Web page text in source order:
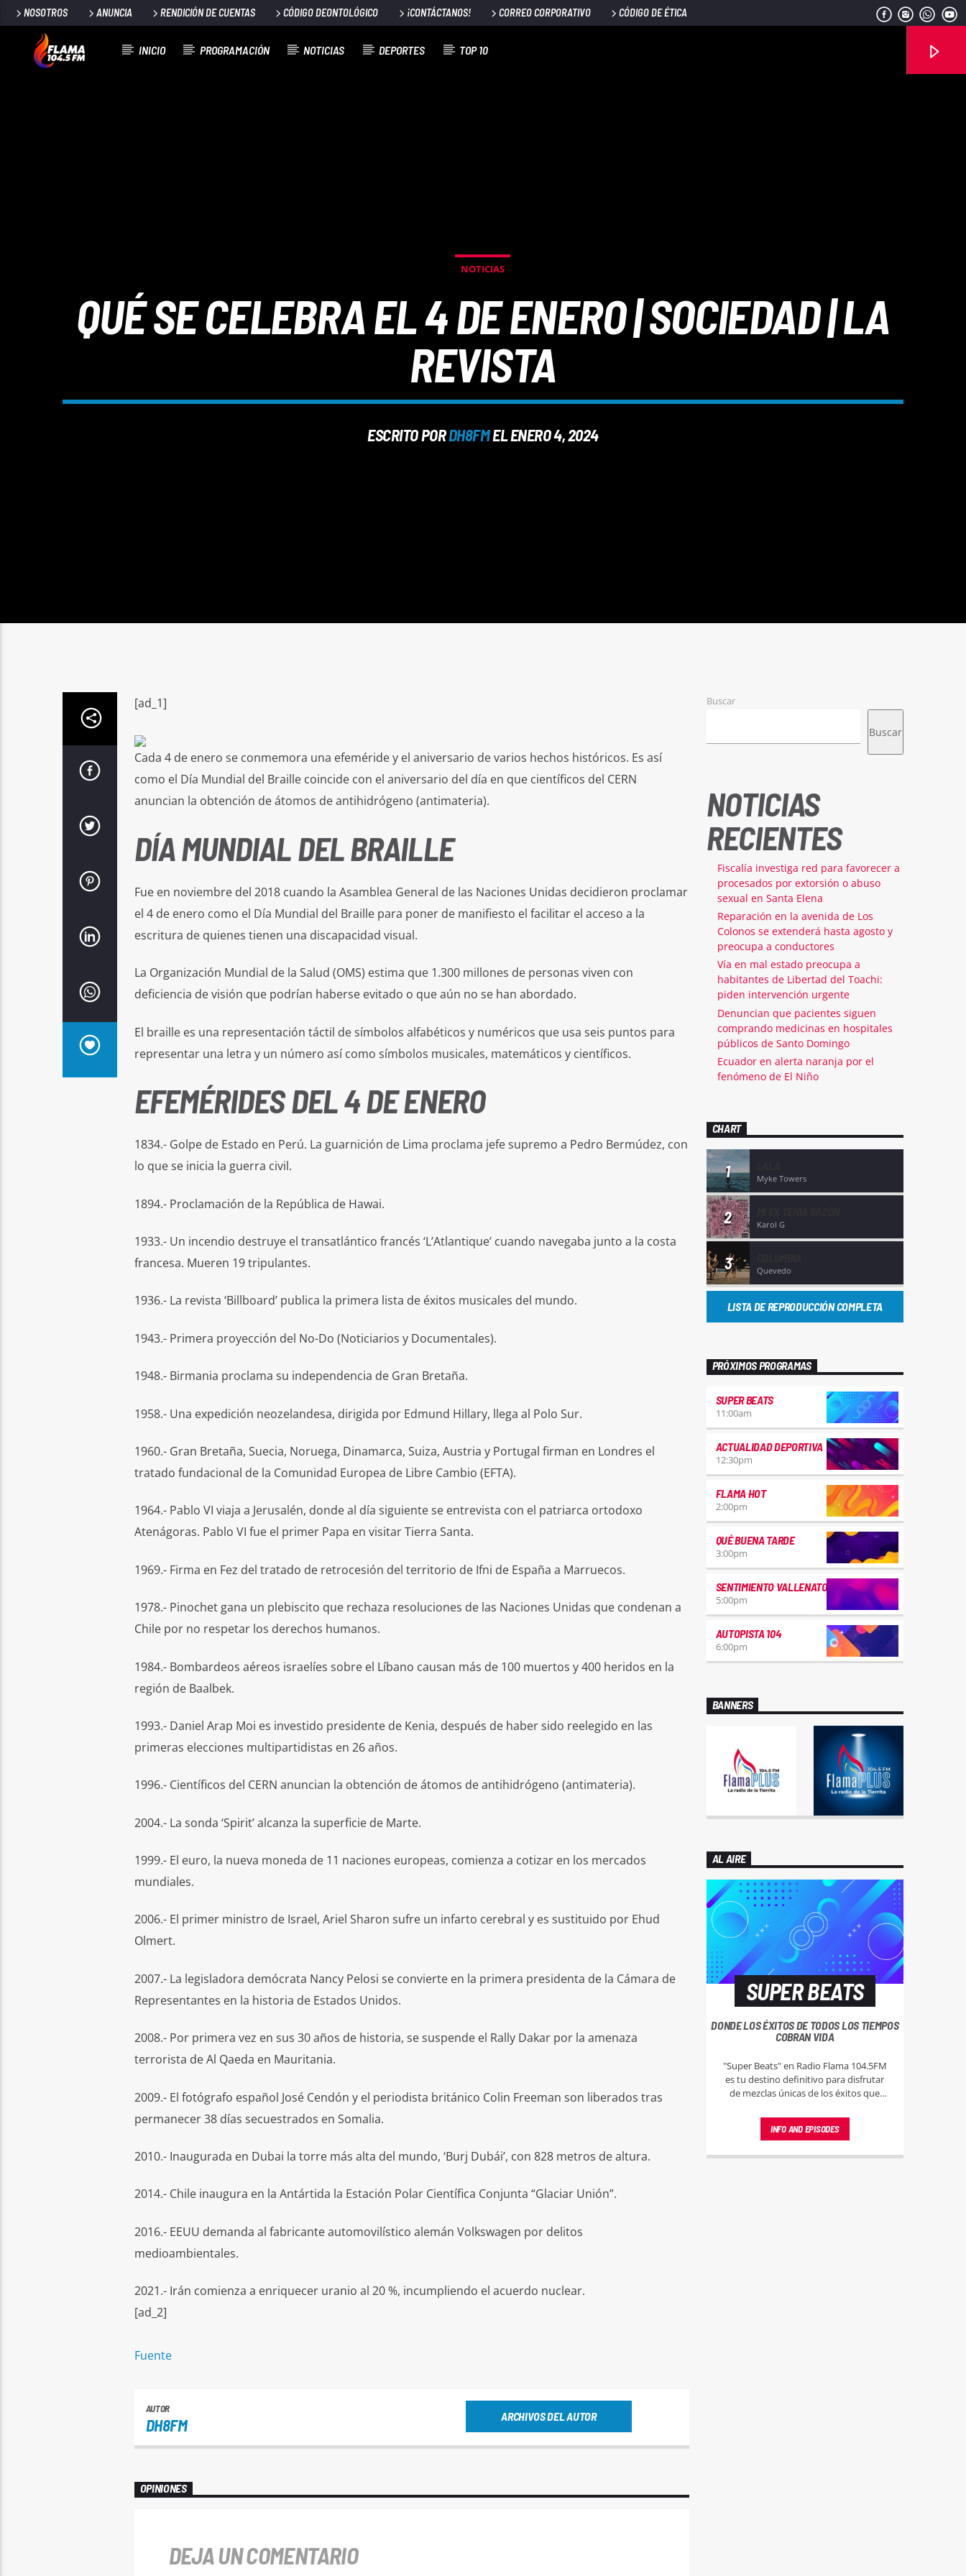
NOSOTROS ANUNCIA RENDICIÓN DE CUENTAS CÓDIGO DEONTOLÓGICO ¡CONTÁCTANOS! CORREO CORPORATIVO CÓDIGO DE ÉTICA
INICIO PROGRAMACIÓN NOTICIAS DEPORTES TOP 10
NOTICIAS
QUÉ SE CELEBRA EL 4 DE ENERO | SOCIEDAD | LA
REVISTA
ESCRITO PORDH8FMEL ENERO 4, 2024
[ad_1]
Cada 4 de enero se conmemora una efeméride y el aniversario de varios hechos históricos. Es así
como el Día Mundial del Braille coincide con el aniversario del día en que científicos del CERN
anuncian la obtención de átomos de antihidrógeno (antimateria).
DÍA MUNDIAL DEL BRAILLE
Fue en noviembre del 2018 cuando la Asamblea General de las Naciones Unidas decidieron proclamar
el 4 de enero como el Día Mundial del Braille para poner de manifiesto el facilitar el acceso a la
escritura de quienes tienen una discapacidad visual.
La Organización Mundial de la Salud (OMS) estima que 1.300 millones de personas viven con
deficiencia de visión que podrían haberse evitado o que aún no se han abordado.
El braille es una representación táctil de símbolos alfabéticos y numéricos que usa seis puntos para
representar una letra y un número así como símbolos musicales, matemáticos y científicos.
EFEMÉRIDES DEL 4 DE ENERO
1834.- Golpe de Estado en Perú. La guarnición de Lima proclama jefe supremo a Pedro Bermúdez, con
lo que se inicia la guerra civil.
1894.- Proclamación de la República de Hawai.
1933.- Un incendio destruye el transatlántico francés ‘L’Atlantique’ cuando navegaba junto a la costa
francesa. Mueren 19 tripulantes.
1936.- La revista ‘Billboard’ publica la primera lista de éxitos musicales del mundo.
1943.- Primera proyección del No-Do (Noticiarios y Documentales).
1948.- Birmania proclama su independencia de Gran Bretaña.
1958.- Una expedición neozelandesa, dirigida por Edmund Hillary, llega al Polo Sur.
1960.- Gran Bretaña, Suecia, Noruega, Dinamarca, Suiza, Austria y Portugal firman en Londres el
tratado fundacional de la Comunidad Europea de Libre Cambio (EFTA).
1964.- Pablo VI viaja a Jerusalén, donde al día siguiente se entrevista con el patriarca ortodoxo
Atenágoras. Pablo VI fue el primer Papa en visitar Tierra Santa.
1969.- Firma en Fez del tratado de retrocesión del territorio de Ifni de España a Marruecos.
1978.- Pinochet gana un plebiscito que rechaza resoluciones de las Naciones Unidas que condenan a
Chile por no respetar los derechos humanos.
1984.- Bombardeos aéreos israelíes sobre el Líbano causan más de 100 muertos y 400 heridos en la
región de Baalbek.
1993.- Daniel Arap Moi es investido presidente de Kenia, después de haber sido reelegido en las
primeras elecciones multipartidistas en 26 años.
1996.- Científicos del CERN anuncian la obtención de átomos de antihidrógeno (antimateria).
2004.- La sonda ‘Spirit’ alcanza la superficie de Marte.
1999.- El euro, la nueva moneda de 11 naciones europeas, comienza a cotizar en los mercados
mundiales.
2006.- El primer ministro de Israel, Ariel Sharon sufre un infarto cerebral y es sustituido por Ehud
Olmert.
2007.- La legisladora demócrata Nancy Pelosi se convierte en la primera presidenta de la Cámara de
Representantes en la historia de Estados Unidos.
2008.- Por primera vez en sus 30 años de historia, se suspende el Rally Dakar por la amenaza
terrorista de Al Qaeda en Mauritania.
2009.- El fotógrafo español José Cendón y el periodista británico Colin Freeman son liberados tras
permanecer 38 días secuestrados en Somalia.
2010.- Inaugurada en Dubai la torre más alta del mundo, ‘Burj Dubái’, con 828 metros de altura.
2014.- Chile inaugura en la Antártida la Estación Polar Científica Conjunta “Glaciar Unión”.
2016.- EEUU demanda al fabricante automovilístico alemán Volkswagen por delitos
medioambientales.
2021.- Irán comienza a enriquecer uranio al 20 %, incumpliendo el acuerdo nuclear.
[ad_2]
Fuente
AUTOR
DH8FM ARCHIVOS DEL AUTOR
OPINIONES
DEJA UN COMENTARIO
Buscar
Buscar
NOTICIAS
RECIENTES
Fiscalía investiga red para favorecer a
procesados por extorsión o abuso
sexual en Santa Elena
Reparación en la avenida de Los
Colonos se extenderá hasta agosto y
preocupa a conductores
Vía en mal estado preocupa a
habitantes de Libertad del Toachi:
piden intervención urgente
Denuncian que pacientes siguen
comprando medicinas en hospitales
públicos de Santo Domingo
Ecuador en alerta naranja por el
fenómeno de El Niño
CHART
1 Myke Towers
2 Karol G
3 Quevedo
LISTA DE REPRODUCCIÓN COMPLETA
PRÓXIMOS PROGRAMAS
SUPER BEATS
11:00am
ACTUALIDAD DEPORTIVA
12:30pm
FLAMA HOT
2:00pm
QUÉ BUENA TARDE
3:00pm
SENTIMIENTO VALLENATO
5:00pm
AUTOPISTA 104
6:00pm
BANNERS
AL AIRE
SUPER BEATS
DONDE LOS ÉXITOS DE TODOS LOS TIEMPOS
COBRAN VIDA
"Super Beats" en Radio Flama 104.5FM
es tu destino definitivo para disfrutar
de mezclas únicas de los éxitos que
INFO AND EPISODES